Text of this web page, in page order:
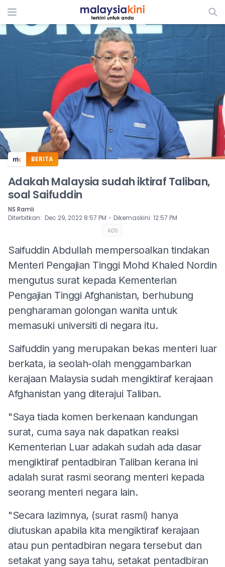
ADS
BERITA
Adakah Malaysia sudah iktiraf Taliban,
soal Saifuddin
NS Ramli
Diterbitkan: Dec 29, 2022 8:57 PM ⋅ Dikemaskini: 12:57 PM
ADS
Saifuddin Abdullah mempersoalkan tindakan
Menteri Pengajian Tinggi Mohd Khaled Nordin
mengutus surat kepada Kementerian
Pengajian Tinggi Afghanistan, berhubung
pengharaman golongan wanita untuk
memasuki universiti di negara itu.
Saifuddin yang merupakan bekas menteri luar
berkata, ia seolah-olah menggambarkan
kerajaan Malaysia sudah mengiktiraf kerajaan
Afghanistan yang diterajui Taliban.
"Saya tiada komen berkenaan kandungan
surat, cuma saya nak dapatkan reaksi
Kementerian Luar adakah sudah ada dasar
mengiktiraf pentadbiran Taliban kerana ini
adalah surat rasmi seorang menteri kepada
seorang menteri negara lain.
"Secara lazimnya, (surat rasmi) hanya
diutuskan apabila kita mengiktiraf kerajaan
atau pun pentadbiran negara tersebut dan
setakat yang saya tahu, setakat pentadbiran